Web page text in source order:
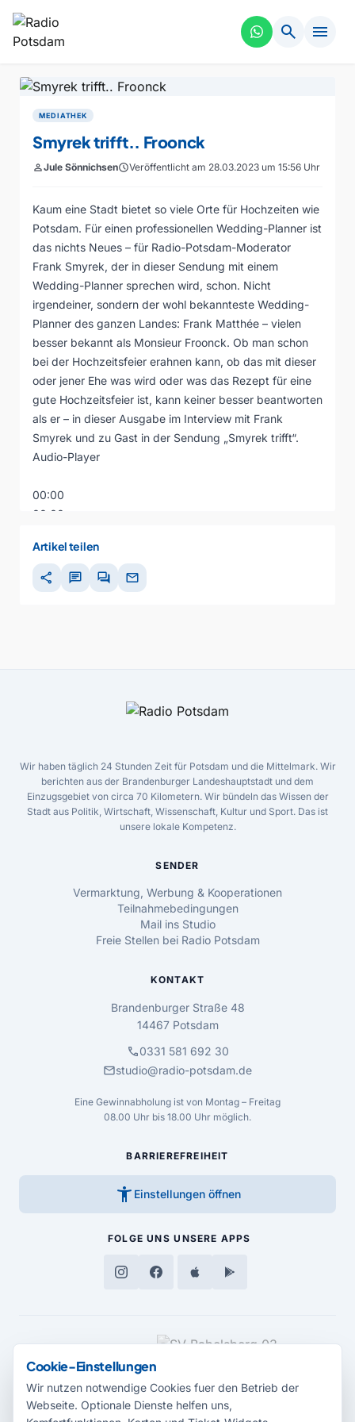
search menu
MEDIATHEK
Smyrek trifft.. Froonck
personJule SönnichsenscheduleVeröffentlicht am 28.03.2023 um 15:56 Uhr
Kaum eine Stadt bietet so viele Orte für Hochzeiten wie
Potsdam. Für einen professionellen Wedding-Planner ist
das nichts Neues – für Radio-Potsdam-Moderator
Frank Smyrek, der in dieser Sendung mit einem
Wedding-Planner sprechen wird, schon. Nicht
irgendeiner, sondern der wohl bekannteste Wedding-
Planner des ganzen Landes: Frank Matthée – vielen
besser bekannt als Monsieur Froonck. Ob man schon
bei der Hochzeitsfeier erahnen kann, ob das mit dieser
oder jener Ehe was wird oder was das Rezept für eine
gute Hochzeitsfeier ist, kann keiner besser beantworten
als er – in dieser Ausgabe im Interview mit Frank
Smyrek und zu Gast in der Sendung „Smyrek trifft“.
Audio-Player
00:00
00:00
Artikel teilen
share chat forum mail
Wir haben täglich 24 Stunden Zeit für Potsdam und die Mittelmark. Wir
berichten aus der Brandenburger Landeshauptstadt und dem
Einzugsgebiet von circa 70 Kilometern. Wir bündeln das Wissen der
Stadt aus Politik, Wirtschaft, Wissenschaft, Kultur und Sport. Das ist
unsere lokale Kompetenz.
SENDER
Vermarktung, Werbung & Kooperationen
Teilnahmebedingungen
Mail ins Studio
Freie Stellen bei Radio Potsdam
KONTAKT
Brandenburger Straße 48
14467 Potsdam
call0331 581 692 30
mailstudio@radio-potsdam.de
Eine Gewinnabholung ist von Montag – Freitag
08.00 Uhr bis 18.00 Uhr möglich.
BARRIEREFREIHEIT
accessibility_new Einstellungen öffnen
FOLGE UNS UNSERE APPS
MEDIENPARTNER
Cookie-Einstellungen
Wir nutzen notwendige Cookies fuer den Betrieb der
Webseite. Optionale Dienste helfen uns,